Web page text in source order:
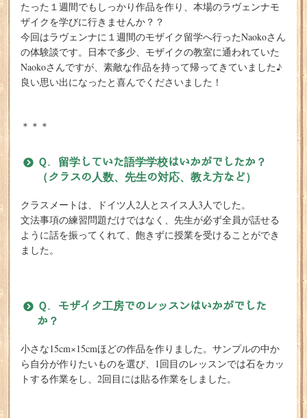
たった１週間でもしっかり作品を作り、本場のラヴェンナモ
ザイクを学びに行きませんか？？
今回はラヴェンナに１週間のモザイク留学へ行ったNaokoさん
の体験談です。日本で多少、モザイクの教室に通われていた
Naokoさんですが、素敵な作品を持って帰ってきていました♪
良い思い出になったと喜んでくださいました！
＊＊＊
Ｑ. 留学していた語学学校はいかがでしたか？
（クラスの人数、先生の対応、教え方など）
クラスメートは、ドイツ人2人とスイス人3人でした。
文法事項の練習問題だけではなく、先生が必ず全員が話せる
ように話を振ってくれて、飽きずに授業を受けることができ
ました。
Ｑ. モザイク工房でのレッスンはいかがでした
か？
小さな15cm×15cmほどの作品を作りました。サンプルの中か
ら自分が作りたいものを選び、1回目のレッスンでは石をカッ
トする作業をし、2回目には貼る作業をしました。